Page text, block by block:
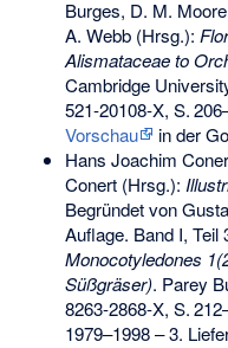
Burges, D. M.
A. Webb (Hrsg.):
Alismataceae to
Cambridge
521-20108-X, S.
Vorschau
in der
Hans Joachim
Conert (Hrsg.):
Begründet von
Auflage. Band I, Teil
Monocotyledones
Süßgräser). Parey
8263-2868-X, S.
1979–1998 – 3.